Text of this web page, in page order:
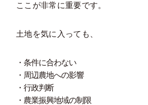
ここが非常に重要です。
土地を気に入っても、
・条件に合わない
・周辺農地への影響
・行政判断
・農業振興地域の制限